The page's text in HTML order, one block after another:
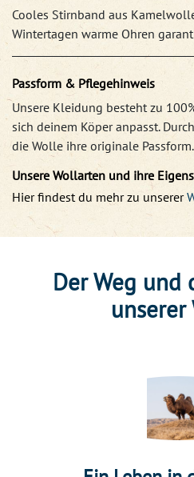
Cooles Stirnband aus
Wintertagen warme Ohren
Passform & Pflegehinweis
Unsere Kleidung besteht zu
sich deinem Köper anpasst. Durch
die Wolle ihre originale Passform.
Unsere Wollarten und ihre
Hier findest du mehr zu unserer
Der Weg und
unserer